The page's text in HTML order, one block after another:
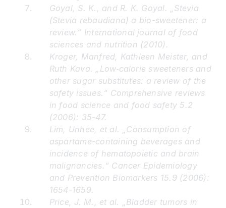
Goyal, S. K., and R. K. Goyal. „Stevia
(Stevia rebaudiana) a bio-sweetener: a
review.“ International journal of food
sciences and nutrition (2010).
Kroger, Manfred, Kathleen Meister, and
Ruth Kava. „Low‐calorie sweeteners and
other sugar substitutes: a review of the
safety issues.“ Comprehensive reviews
in food science and food safety 5.2
(2006): 35-47.
Lim, Unhee, et al. „Consumption of
aspartame-containing beverages and
incidence of hematopoietic and brain
malignancies.“ Cancer Epidemiology
and Prevention Biomarkers 15.9 (2006):
1654-1659.
Price, J. M., et al. „Bladder tumors in